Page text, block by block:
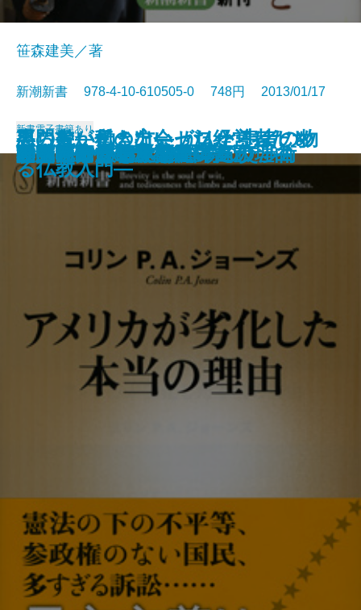
本当は怖い動物の子育て
医療にたかるな
日本人のための世界史入門
ハダカの北朝鮮
専門書が伝えない がんと患者の物
語
老荘思想の心理学
日本の宿命
男の貌―私の出会った経営者たち
―
原発と政治のリアリズム
武士道とキリスト教
笹森建美／著
新潮新書 978-4-10-610505-0 748円 2013/01/17
新書電子書籍あり
アメリカが劣化した本当の理由
卑弥呼は何を食べていたか
国の死に方
たくらむ技術
外交プロに学ぶ 修羅場の交渉術
「忠臣蔵」の決算書
誤解だらけの「発達障害」
怒らない働き方―ゼロからはじめ
る仏教入門―
動乱のインテリジェンス
ひっかかる日本語